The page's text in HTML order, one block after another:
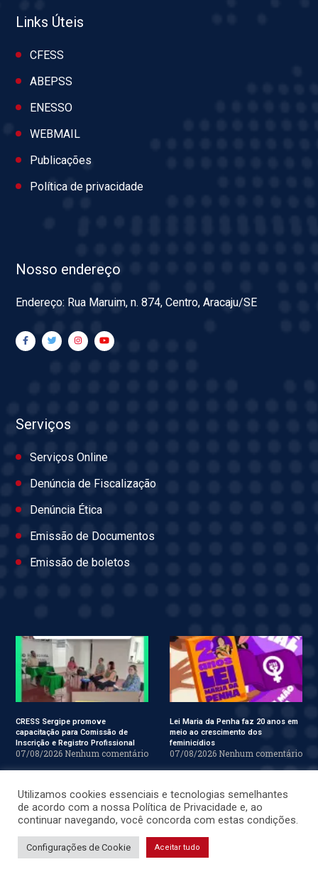
Links Úteis
CFESS
ABEPSS
ENESSO
WEBMAIL
Publicações
Política de privacidade
Nosso endereço
Endereço: Rua Maruim, n. 874, Centro, Aracaju/SE
Serviços
Serviços Online
Denúncia de Fiscalização
Denúncia Ética
Emissão de Documentos
Emissão de boletos
CRESS Sergipe promove
capacitação para Comissão de
Inscrição e Registro Profissional
07/08/2026 Nenhum comentário
Lei Maria da Penha faz 20 anos em
meio ao crescimento dos
feminicídios
07/08/2026 Nenhum comentário
Utilizamos cookies essenciais e tecnologias semelhantes
de acordo com a nossa Política de Privacidade e, ao
continuar navegando, você concorda com estas condições.
Configurações de Cookie Aceitar tudo